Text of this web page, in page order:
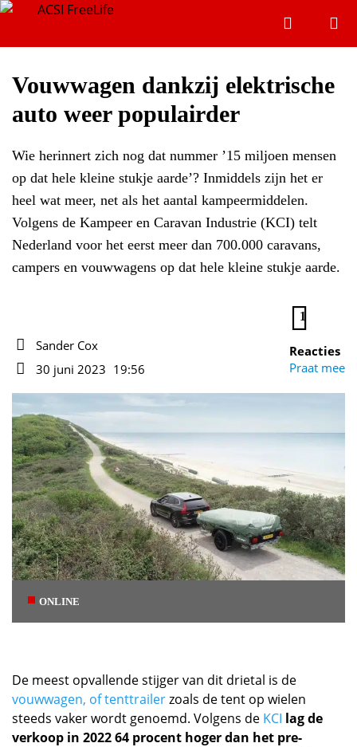
Vouwwagen dankzij elektrische
auto weer populairder
Wie herinnert zich nog dat nummer ’15 miljoen mensen
op dat hele kleine stukje aarde’? Inmiddels zijn het er
heel wat meer, net als het aantal kampeermiddelen.
Volgens de Kampeer en Caravan Industrie (KCI) telt
Nederland voor het eerst meer dan 700.000 caravans,
campers en vouwwagens op dat hele kleine stukje aarde.
Auteur
Sander Cox
30 juni 2023 19:56
1
Reacties
Praat mee
ONLINE
De meest opvallende stijger van dit drietal is de
vouwwagen, of tenttrailerzoals de tent op wielen
steeds vaker wordt genoemd. Volgens de KCI lag de
verkoop in 2022 64 procent hoger dan het pre-